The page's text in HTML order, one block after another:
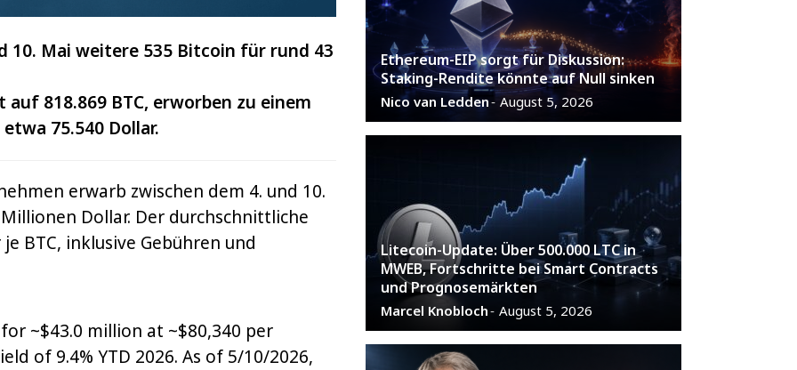
10. Mai weitere 535 Bitcoin für rund 43
818.869 BTC, erworben zu einem
75.540 Dollar.
erwarb zwischen dem 4. und 10.
Dollar. Der durchschnittliche
BTC, inklusive Gebühren und
~$43.0 million at ~$80,340 per
of 9.4% YTD 2026. As of 5/10/2026,
Ethereum-EIP sorgt für Diskussion:
Staking-Rendite könnte auf Null sinken
Nico van Ledden- August 5, 2026
Litecoin-Update: Über 500.000 LTC in
MWEB, Fortschritte bei Smart Contracts
und Prognosemärkten
Marcel Knobloch- August 5, 2026